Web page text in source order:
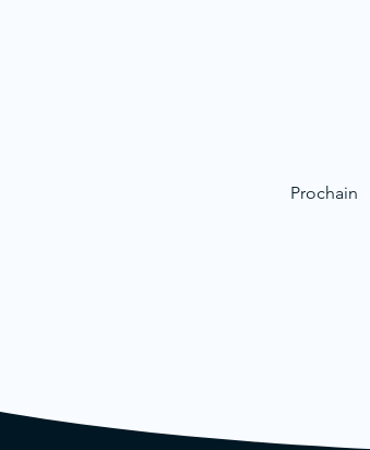
Prochain